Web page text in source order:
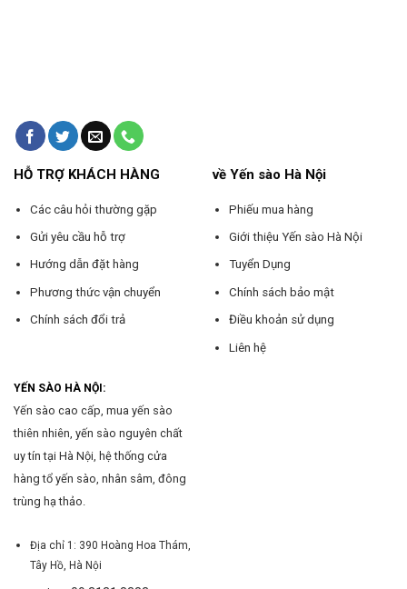
HỖ TRỢ KHÁCH HÀNG
Các câu hỏi thường gặp
Gửi yêu cầu hỗ trợ
Hướng dẫn đặt hàng
Phương thức vận chuyển
Chính sách đổi trả
về Yến sào Hà Nội
Phiếu mua hàng
Giới thiệu Yến sào Hà Nội
Tuyển Dụng
Chính sách bảo mật
Điều khoản sử dụng
Liên hệ
YẾN SÀO HÀ NỘI:
Yến sào cao cấp, mua yến sào
thiên nhiên, yến sào nguyên chất
uy tín tại Hà Nội, hệ thống cửa
hàng tổ yến sào, nhân sâm, đông
trùng hạ thảo.
Địa chỉ 1: 390 Hoàng Hoa Thám,
Tây Hồ, Hà Nội